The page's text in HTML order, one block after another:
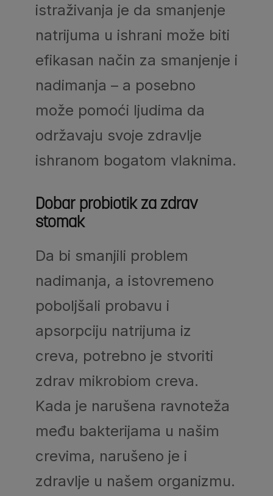
istraživanja je da smanjenje
natrijuma u ishrani može biti
efikasan način za smanjenje i
nadimanja – a posebno
može pomoći ljudima da
održavaju svoje zdravlje
ishranom bogatom vlaknima.
Dobar probiotik za zdrav
stomak
Da bi smanjili problem
nadimanja, a istovremeno
poboljšali probavu i
apsorpciju natrijuma iz
creva, potrebno je stvoriti
zdrav mikrobiom creva.
Kada je narušena ravnoteža
među bakterijama u našim
crevima, narušeno je i
zdravlje u našem organizmu.